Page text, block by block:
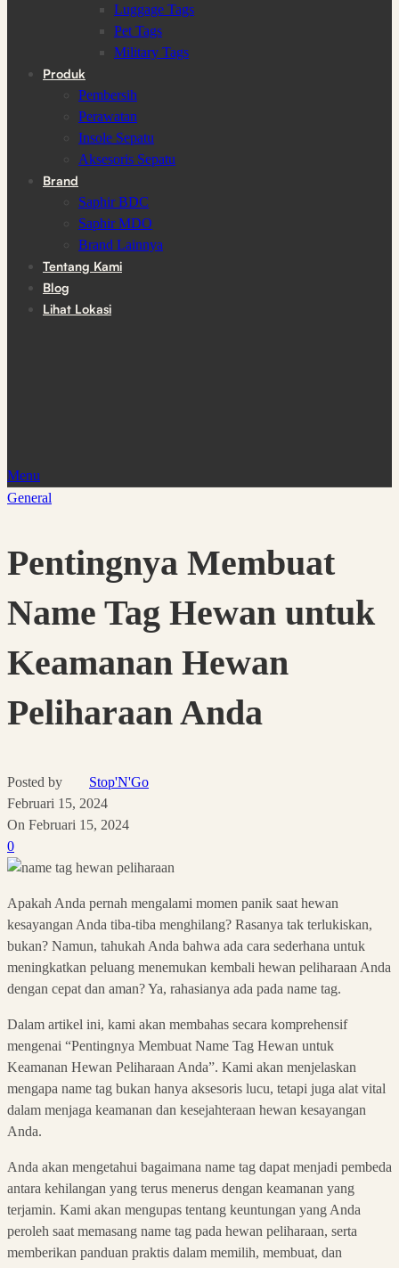
Luggage Tags
Pet Tags
Military Tags
Produk
Pembersih
Perawatan
Insole Sepatu
Aksesoris Sepatu
Brand
Saphir BDC
Saphir MDO
Brand Lainnya
Tentang Kami
Blog
Lihat Lokasi
Menu
General
Pentingnya Membuat
Name Tag Hewan untuk
Keamanan Hewan
Peliharaan Anda
Posted by
Stop'N'Go
Februari 15, 2024
On Februari 15, 2024
0
Apakah Anda pernah mengalami momen panik saat hewan
kesayangan Anda tiba-tiba menghilang? Rasanya tak terlukiskan,
bukan? Namun, tahukah Anda bahwa ada cara sederhana untuk
meningkatkan peluang menemukan kembali hewan peliharaan Anda
dengan cepat dan aman? Ya, rahasianya ada pada name tag.
Dalam artikel ini, kami akan membahas secara komprehensif
mengenai “Pentingnya Membuat Name Tag Hewan untuk
Keamanan Hewan Peliharaan Anda”. Kami akan menjelaskan
mengapa name tag bukan hanya aksesoris lucu, tetapi juga alat vital
dalam menjaga keamanan dan kesejahteraan hewan kesayangan
Anda.
Anda akan mengetahui bagaimana name tag dapat menjadi pembeda
antara kehilangan yang terus menerus dengan keamanan yang
terjamin. Kami akan mengupas tentang keuntungan yang Anda
peroleh saat memasang name tag pada hewan peliharaan, serta
memberikan panduan praktis dalam memilih, membuat, dan